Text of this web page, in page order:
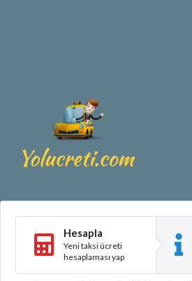
Hesapla
Yeni taksi ücreti
hesaplaması yap